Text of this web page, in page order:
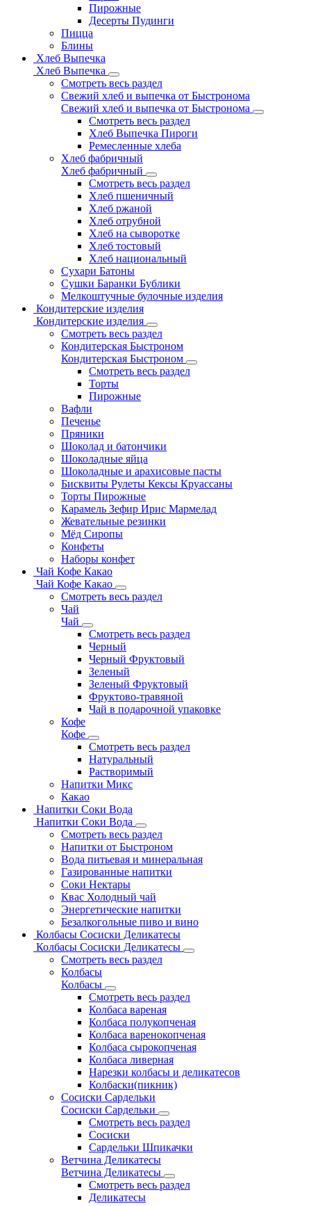
Пирожные
Десерты Пудинги
Пицца
Блины
Хлеб Выпечка
Хлеб Выпечка
Смотреть весь раздел
Свежий хлеб и выпечка от Быстронома
Свежий хлеб и выпечка от Быстронома
Смотреть весь раздел
Хлеб Выпечка Пироги
Ремесленные хлеба
Хлеб фабричный
Хлеб фабричный
Смотреть весь раздел
Хлеб пшеничный
Хлеб ржаной
Хлеб отрубной
Хлеб на сыворотке
Хлеб тостовый
Хлеб национальный
Сухари Батоны
Сушки Баранки Бублики
Мелкоштучные булочные изделия
Кондитерские изделия
Кондитерские изделия
Смотреть весь раздел
Кондитерская Быстроном
Кондитерская Быстроном
Смотреть весь раздел
Торты
Пирожные
Вафли
Печенье
Пряники
Шоколад и батончики
Шоколадные яйца
Шоколадные и арахисовые пасты
Бисквиты Рулеты Кексы Круассаны
Торты Пирожные
Карамель Зефир Ирис Мармелад
Жевательные резинки
Мёд Сиропы
Конфеты
Наборы конфет
Чай Кофе Какао
Чай Кофе Какао
Смотреть весь раздел
Чай
Чай
Смотреть весь раздел
Черный
Черный Фруктовый
Зеленый
Зеленый Фруктовый
Фруктово-травяной
Чай в подарочной упаковке
Кофе
Кофе
Смотреть весь раздел
Натуральный
Растворимый
Напитки Микс
Какао
Напитки Соки Вода
Напитки Соки Вода
Смотреть весь раздел
Напитки от Быстроном
Вода питьевая и минеральная
Газированные напитки
Соки Нектары
Квас Холодный чай
Энергетические напитки
Безалкогольные пиво и вино
Колбасы Сосиски Деликатесы
Колбасы Сосиски Деликатесы
Смотреть весь раздел
Колбасы
Колбасы
Смотреть весь раздел
Колбаса вареная
Колбаса полукопченая
Колбаса варенокопченая
Колбаса сырокопченая
Колбаса ливерная
Нарезки колбасы и деликатесов
Колбаски(пикник)
Сосиски Сардельки
Сосиски Сардельки
Смотреть весь раздел
Сосиски
Сардельки Шпикачки
Ветчина Деликатесы
Ветчина Деликатесы
Смотреть весь раздел
Деликатесы